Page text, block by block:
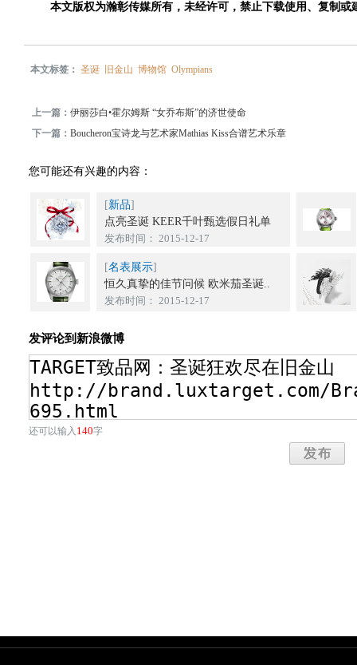
本文版权为瀚彰传媒所有，未经许可，禁止下载使用、复制或
本文标签：圣诞 旧金山 博物馆 Olympians
上一篇：伊丽莎白•霍尔姆斯 “女乔布斯”的济世使命
下一篇：Boucheron宝诗龙与艺术家Mathias Kiss合谱艺术乐章
您可能还有兴趣的内容：
[新品]
点亮圣诞 KEER千叶甄选假日礼单
发布时间： 2015-12-17
[名表展示]
恒久真挚的佳节问候 欧米茄圣诞..
发布时间： 2015-12-17
发评论到新浪微博
还可以输入 140字